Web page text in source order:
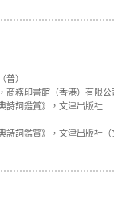
普）
商務印書館（香港）有限公
詩詞鑑賞》，文津出版社
詩詞鑑賞》，文津出版社